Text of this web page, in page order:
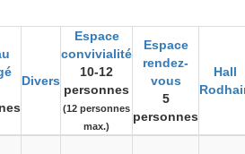
Divers
Espace
convivialité
10-12
personnes
(12 personnes
max.)
Espace
rendez-
vous
5
personnes
Hall